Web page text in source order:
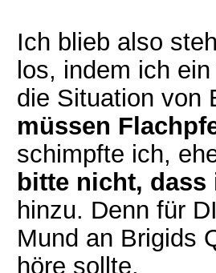
Ich blieb also
los, indem ich
die Situation von
müssen
schimpfte ich,
bitte nicht, dass
hinzu. Denn für
Mund an Brigids
höre sollte.